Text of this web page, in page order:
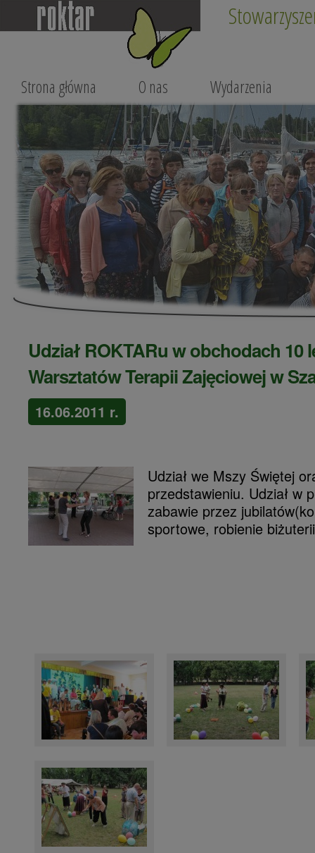
Strona główna O nas Wydarzenia
Udział ROKTARu w obchodach 10
Warsztatów Terapii Zajęciowej w
16.06.2011 r.
Udział we Mszy Świętej
przedstawieniu. Udział w
zabawie przez
sportowe, robienie